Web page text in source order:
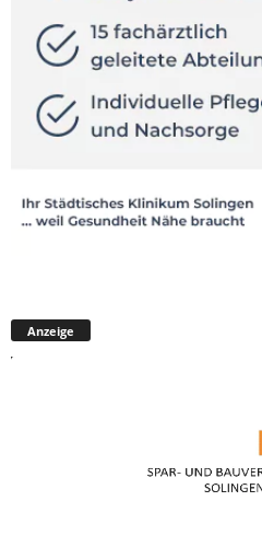
Anzeige